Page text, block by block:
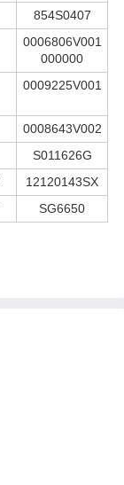
854S0407
0006806V001
000000
0009225V001
0008643V002
S011626G
12120143SX
SG6650